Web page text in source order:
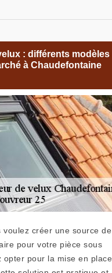
: différents modèles
à Chaudefontaine
voulez créer une source de
pour votre pièce sous
opter pour la mise en place